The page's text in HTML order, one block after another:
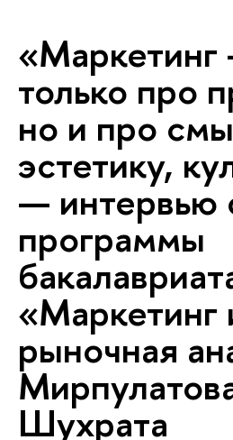
«Маркетинг
только про
но и про
эстетику,
— интервью
программы
«Маркетинг
рыночная
Шухрата